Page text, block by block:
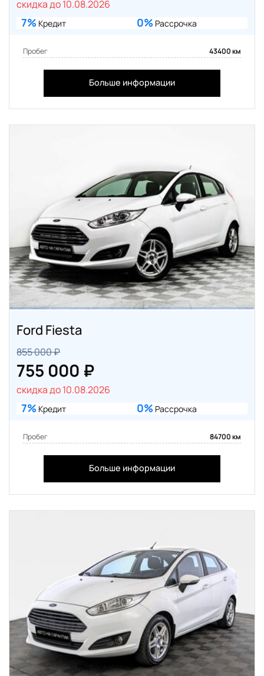
скидка до 10.08.2026
7% Кредит 0% Рассрочка
Пробег 43400 км
Больше информации
Ford Fiesta
855 000 ₽
755 000 ₽
скидка до 10.08.2026
7% Кредит 0% Рассрочка
Пробег 84700 км
Больше информации